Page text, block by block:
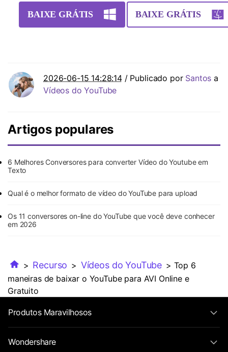
BAIXE GRÁTIS BAIXE GRÁTIS
2026-06-15 14:28:14/ Publicado por Santos a
Vídeos do YouTube
Artigos populares
6 Melhores Conversores para converter Vídeo do Youtube em
Texto
Qual é o melhor formato de vídeo do YouTube para upload
Os 11 conversores on-line do YouTube que você deve conhecer
em 2026
> Recurso > Vídeos do YouTube > Top 6
maneiras de baixar o YouTube para AVI Online e
Gratuito
Produtos Maravilhosos
Wondershare